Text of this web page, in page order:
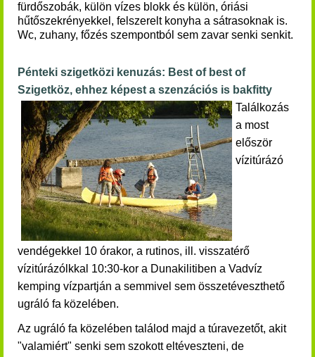
fürdőszobák, külön vízes blokk és külön, óriási
hűtőszekrényekkel, felszerelt konyha a sátrasoknak is.
Wc, zuhany, főzés szempontból sem zavar senki senkit.
Pénteki szigetközi kenuzás: Best of best of
Szigetköz, ehhez képest a szenzációs is bakfitty
Találkozás
a most
először
vízitúrázó
vendégekkel 10 órakor, a rutinos, ill. visszatérő
vízitúrázólkkal 10:30-kor a Dunakilitiben a Vadvíz
kemping vízpartján a semmivel sem összetéveszthető
ugráló fa közelében.
Az ugráló fa közelében találod majd a túravezetőt, akit
"valamiért" senki sem szokott eltéveszteni, de